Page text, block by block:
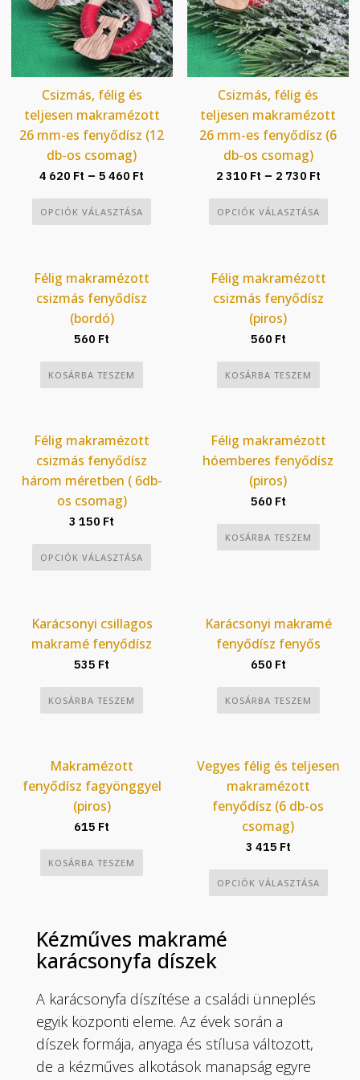
választhatók
ki
választhatók
ki
Csizmás, félig és
teljesen makramézott
26 mm-es fenyődísz (12
db-os csomag)
4 620 Ft – 5 460 Ft Ártartomány:
4
460 Ft
OPCIÓK VÁLASZTÁSA
Ennek
a
variációja
van.
A
változatok
a
termékoldalon
Csizmás, félig és
teljesen makramézott
26 mm-es fenyődísz (6
db-os csomag)
2 310 Ft – 2 730 Ft
2
730 Ft
OPCIÓK VÁLASZTÁSA
Ennek
a
variációja
van.
A
változatok
a
termékoldalon
Félig makramézott
csizmás fenyődísz
(bordó)
560 Ft
KOSÁRBA TESZEM
Félig makramézott
csizmás fenyődísz
(piros)
560 Ft
KOSÁRBA TESZEM
Félig makramézott
csizmás fenyődísz
három méretben ( 6db-
os csomag)
3 150 Ft
OPCIÓK VÁLASZTÁSA
Ennek
a
variációja
van.
A
változatok
a
ki
Félig makramézott
hóemberes fenyődísz
(piros)
560 Ft
KOSÁRBA TESZEM
Karácsonyi csillagos
makramé fenyődísz
535 Ft
KOSÁRBA TESZEM
Karácsonyi makramé
fenyődísz fenyős
650 Ft
KOSÁRBA TESZEM
Makramézott
fenyődísz fagyönggyel
(piros)
615 Ft
KOSÁRBA TESZEM
Vegyes félig és teljesen
makramézott
fenyődísz (6 db-os
csomag)
3 415 Ft
OPCIÓK VÁLASZTÁSA
Ennek
a
A
változatok
a
Kézműves makramé
karácsonyfa díszek
A karácsonyfa díszítése a családi ünneplés
egyik központi eleme. Az évek során a
díszek formája, anyaga és stílusa változott,
de a kézműves alkotások manapság egyre